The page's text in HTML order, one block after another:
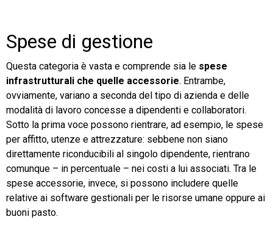
Spese di gestione
Questa categoria è vasta e comprende sia le spese
infrastrutturali che quelle accessorie. Entrambe,
ovviamente, variano a seconda del tipo di azienda e delle
modalità di lavoro concesse a dipendenti e collaboratori.
Sotto la prima voce possono rientrare, ad esempio, le spese
per affitto, utenze e attrezzature: sebbene non siano
direttamente riconducibili al singolo dipendente, rientrano
comunque – in percentuale – nei costi a lui associati. Tra le
spese accessorie, invece, si possono includere quelle
relative ai software gestionali per le risorse umane oppure ai
buoni pasto.